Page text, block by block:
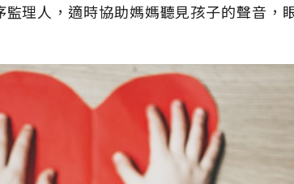
理人，適時協助媽媽聽見孩子的聲音，